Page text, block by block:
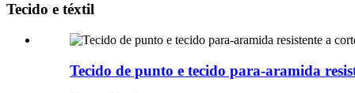
Tecido e téxtil
Tecido de punto e tecido para-aramida